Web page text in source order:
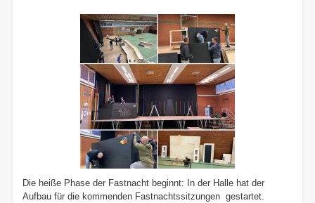
Die heiße Phase der Fastnacht beginnt: In der Halle hat der
Aufbau für die kommenden Fastnachtssitzungen gestartet.